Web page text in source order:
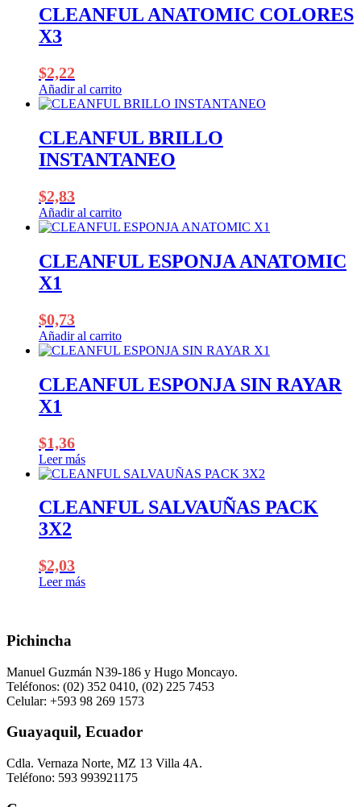
CLEANFUL ANATOMIC COLORES
X3
$2,22
Añadir al carrito
CLEANFUL BRILLO
INSTANTANEO
$2,83
Añadir al carrito
CLEANFUL ESPONJA ANATOMIC
X1
$0,73
Añadir al carrito
CLEANFUL ESPONJA SIN RAYAR
X1
$1,36
Leer más
CLEANFUL SALVAUÑAS PACK
3X2
$2,03
Leer más
Pichincha
Manuel Guzmán N39-186 y Hugo Moncayo.
Teléfonos: (02) 352 0410, (02) 225 7453
Celular: +593 98 269 1573
Guayaquil, Ecuador
Cdla. Vernaza Norte, MZ 13 Villa 4A.
Teléfono: 593 993921175